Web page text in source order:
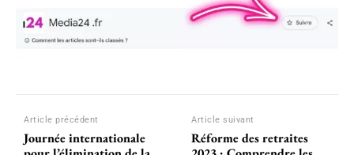
Article précédent
Journée internationale
Article suivant
Réforme des retraites